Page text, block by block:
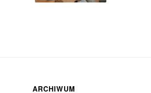
ARCHIWUM